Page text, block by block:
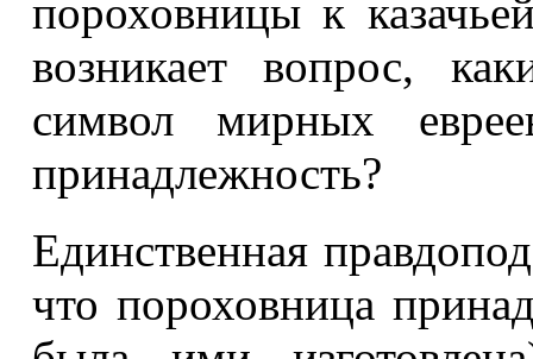
пороховницы к
возникает вопрос,
символ мирных
принадлежность?
Единственная
что пороховница